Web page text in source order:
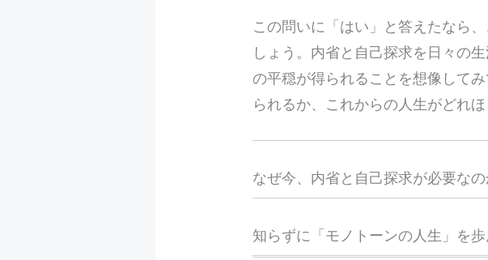
この問いに「はい」と答えたなら
しょう。内省と自己探求を日々の
の平穏が得られることを想像して
られるか、これからの人生がどれ
なぜ今、内省と自己探求が必要なの
知らずに「モノトーンの人生」を